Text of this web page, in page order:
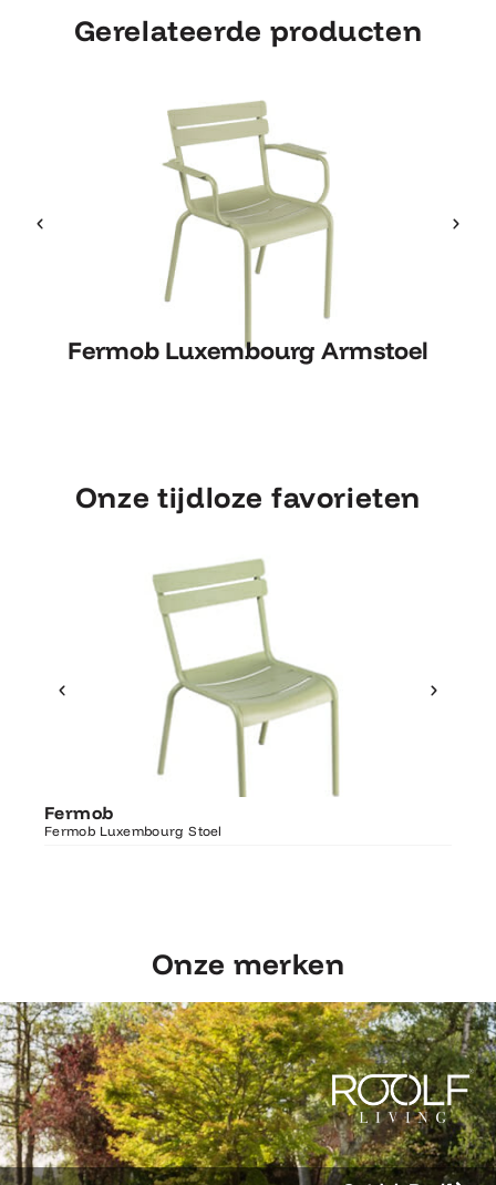
Gerelateerde producten
Fermob Luxembourg Armstoel
Fermob Luxembourg Armstoel
Onze tijdloze favorieten
Fermob
Fermob Luxembourg Stoel
Ontdek Fermob
Luxembourg Stoel
Onze merken